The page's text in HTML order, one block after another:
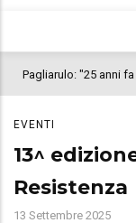
Pagliarulo: "25 anni
colloca la morte di
EVENTI
13^
Resistenza
13 Settembre 2025